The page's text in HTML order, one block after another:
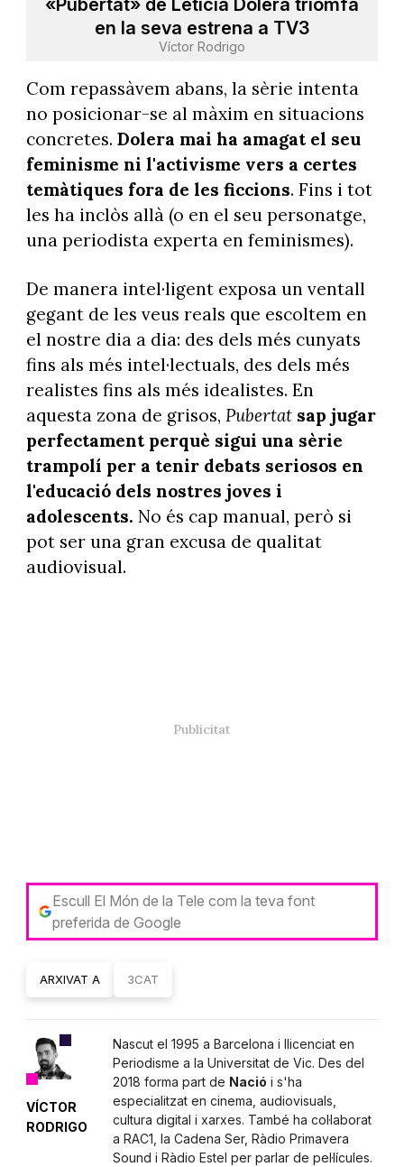
en la seva estrena a TV3
Víctor Rodrigo
Com repassàvem abans, la sèrie intenta
no posicionar-se al màxim en situacions
concretes. Dolera mai ha amagat el seu
feminisme ni l'activisme vers a certes
temàtiques fora de les ficcions. Fins i tot
les ha inclòs allà (o en el seu personatge,
una periodista experta en feminismes).
De manera intel·ligent exposa un ventall
gegant de les veus reals que escoltem en
el nostre dia a dia: des dels més cunyats
fins als més intel·lectuals, des dels més
realistes fins als més idealistes. En
aquesta zona de grisos, Pubertat sap jugar
perfectament perquè sigui una sèrie
trampolí per a tenir debats seriosos en
l'educació dels nostres joves i
adolescents. No és cap manual, però si
pot ser una gran excusa de qualitat
audiovisual.
Escull El Món de la Tele com la teva font
preferida de Google
ARXIVAT A 3CAT
VÍCTOR
RODRIGO
Nascut el 1995 a Barcelona i llicenciat en
Periodisme a la Universitat de Vic. Des del
2018 forma part de Nació i s'ha
especialitzat en cinema, audiovisuals,
cultura digital i xarxes. També ha col·laborat
a RAC1, la Cadena Ser, Ràdio Primavera
Sound i Ràdio Estel per parlar de pel·lícules.